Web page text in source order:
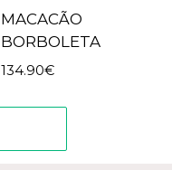
MACACÃO
BORBOLETA
134.90€